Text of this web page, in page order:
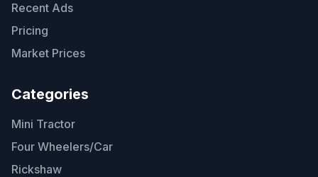
Recent Ads
Pricing
Market Prices
Categories
Mini Tractor
Four Wheelers/Car
Rickshaw